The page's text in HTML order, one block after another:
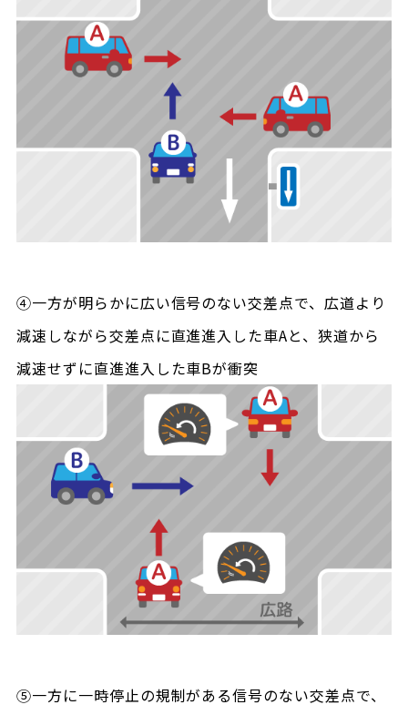
④一方が明らかに広い信号のない交差点で、広道より
減速しながら交差点に直進進入した車Aと、狭道から
減速せずに直進進入した車Bが衝突
⑤一方に一時停止の規制がある信号のない交差点で、